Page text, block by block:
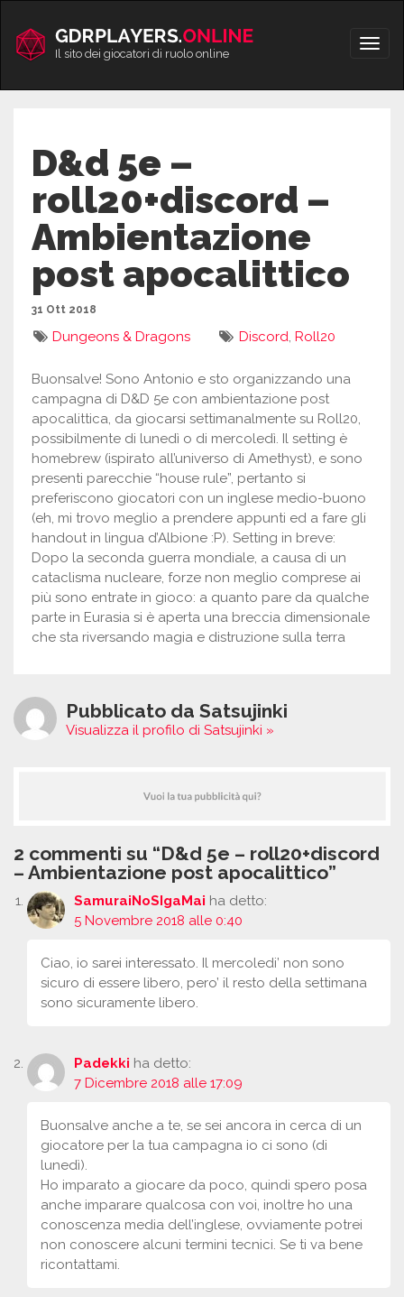
contenuto
Apri/
Il sito dei giocatori di ruolo online
D&d 5e –
roll20+discord –
Ambientazione
post apocalittico
31 Ott 2018
Dungeons & Dragons Discord, Roll20
Buonsalve! Sono Antonio e sto organizzando una
campagna di D&D 5e con ambientazione post
apocalittica, da giocarsi settimanalmente su Roll20,
possibilmente di lunedì o di mercoledì. Il setting è
homebrew (ispirato all’universo di Amethyst), e sono
presenti parecchie “house rule”, pertanto si
preferiscono giocatori con un inglese medio-buono
(eh, mi trovo meglio a prendere appunti ed a fare gli
handout in lingua d’Albione :P). Setting in breve:
Dopo la seconda guerra mondiale, a causa di un
cataclisma nucleare, forze non meglio comprese ai
più sono entrate in gioco: a quanto pare da qualche
parte in Eurasia si è aperta una breccia dimensionale
che sta riversando magia e distruzione sulla terra
Pubblicato da Satsujinki
Visualizza il profilo di Satsujinki »
2 commenti su “D&d 5e – roll20+discord
– Ambientazione post apocalittico”
SamuraiNoSIgaMai ha detto:
5 Novembre 2018 alle 0:40
Ciao, io sarei interessato. Il mercoledi’ non sono
sicuro di essere libero, pero’ il resto della settimana
sono sicuramente libero.
Padekki ha detto:
7 Dicembre 2018 alle 17:09
Buonsalve anche a te, se sei ancora in cerca di un
giocatore per la tua campagna io ci sono (di
lunedì).
Ho imparato a giocare da poco, quindi spero posa
anche imparare qualcosa con voi, inoltre ho una
conoscenza media dell’inglese, ovviamente potrei
non conoscere alcuni termini tecnici. Se ti va bene
ricontattami.